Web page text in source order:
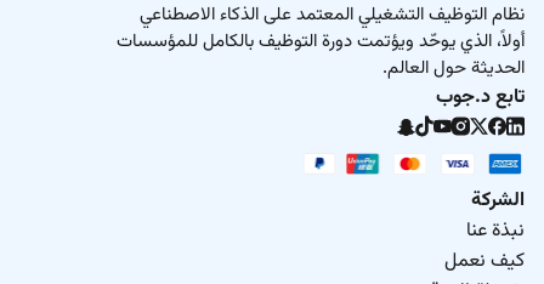
نظام التوظيف التشغيلي المعتمد على الذكاء الاصطناعي
أولاً، الذي يوحّد ويؤتمت دورة التوظيف بالكامل للمؤسسات
الحديثة حول العالم.
تابع د.جوب
الشركة
نبذة عنا
كيف نعمل